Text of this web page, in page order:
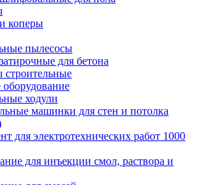
коперы
пылесосы
для бетона
ходули
машинки для стен и потолка
для электротехнических работ 1000
для инъекции смол, раствора и